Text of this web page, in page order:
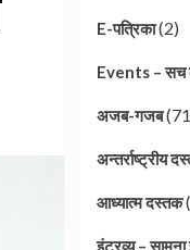
E-पत्रिका(2)
Events – सच
अजब-गजब
अन्तर्राष्ट्रीय
आध्यात्म दस्तक
इंटरव्यू –